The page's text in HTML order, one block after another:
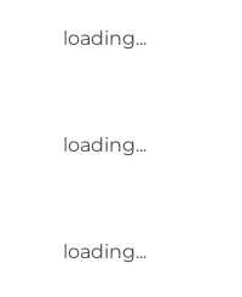
loading...
loading...
loading...